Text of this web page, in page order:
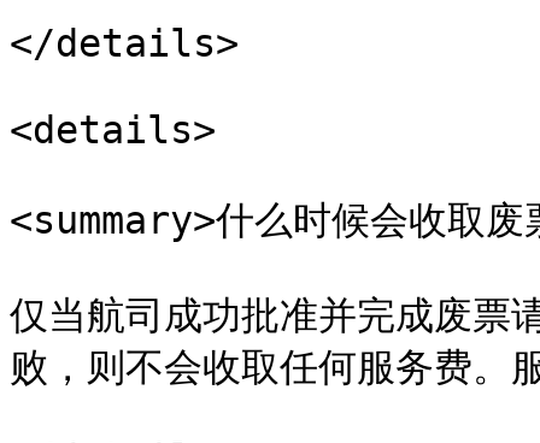
</details>
<details>
<summary>什么时候会收取
仅当航司成功批准并完成废票
败，则不会收取任何服务费。